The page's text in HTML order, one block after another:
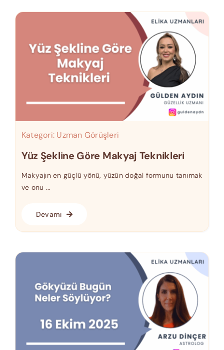
Kategori: Uzman Görüşleri
Yüz Şekline Göre Makyaj Teknikleri
Makyajın en güçlü yönü, yüzün doğal formunu tanımak
ve onu ...
Devamı